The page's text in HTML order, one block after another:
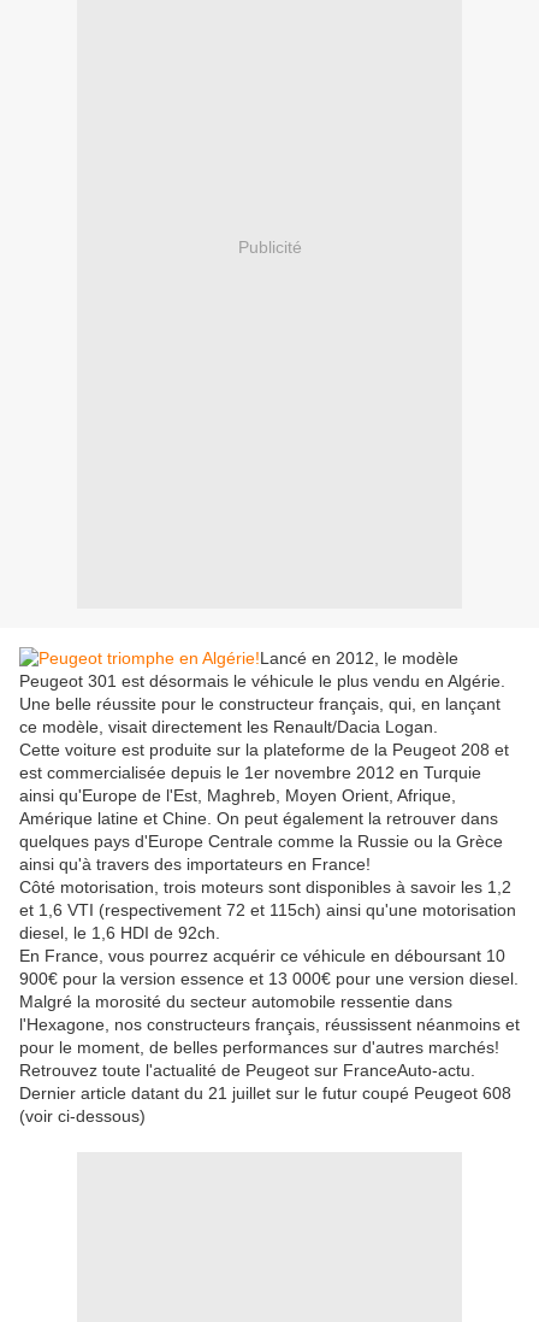
Publicité
Lancé en 2012, le modèle
Peugeot 301 est désormais le véhicule le plus vendu en Algérie.
Une belle réussite pour le constructeur français, qui, en lançant
ce modèle, visait directement les Renault/Dacia Logan.
Cette voiture est produite sur la plateforme de la Peugeot 208 et
est commercialisée depuis le 1er novembre 2012 en Turquie
ainsi qu'Europe de l'Est, Maghreb, Moyen Orient, Afrique,
Amérique latine et Chine. On peut également la retrouver dans
quelques pays d'Europe Centrale comme la Russie ou la Grèce
ainsi qu'à travers des importateurs en France!
Côté motorisation, trois moteurs sont disponibles à savoir les 1,2
et 1,6 VTI (respectivement 72 et 115ch) ainsi qu'une motorisation
diesel, le 1,6 HDI de 92ch.
En France, vous pourrez acquérir ce véhicule en déboursant 10
900€ pour la version essence et 13 000€ pour une version diesel.
Malgré la morosité du secteur automobile ressentie dans
l'Hexagone, nos constructeurs français, réussissent néanmoins et
pour le moment, de belles performances sur d'autres marchés!
Retrouvez toute l'actualité de Peugeot sur FranceAuto-actu.
Dernier article datant du 21 juillet sur le futur coupé Peugeot 608
(voir ci-dessous)